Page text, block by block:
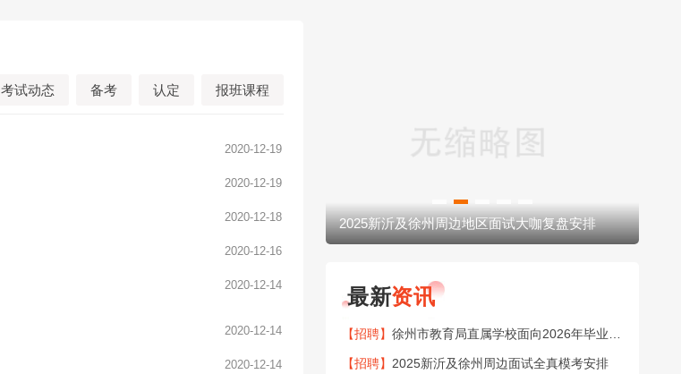
考试动态 备考 认定 报班课程
2020-12-19
2020-12-19
2020-12-18
2020-12-16
2020-12-14
2020-12-14
2020-12-14
2025新沂及徐州周边面试全真模考安排 2025新沂及徐州周边地区面试大咖复盘安排
最新资讯
【招聘】 徐州市教育局直属学校面向2026年毕业生公开招聘151名教师公告
【招聘】 2025新沂及徐州周边面试全真模考安排